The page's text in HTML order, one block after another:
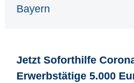
Bayern
Jetzt Soforthilfe
Erwerbstätige 5.000